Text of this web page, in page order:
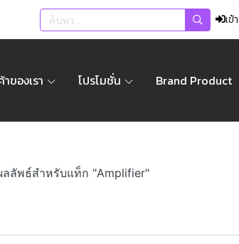
เข้
ของเรา โปรโมชั่น Brand Product
ลลัพธ์สำหรับแท็ก "Amplifier"